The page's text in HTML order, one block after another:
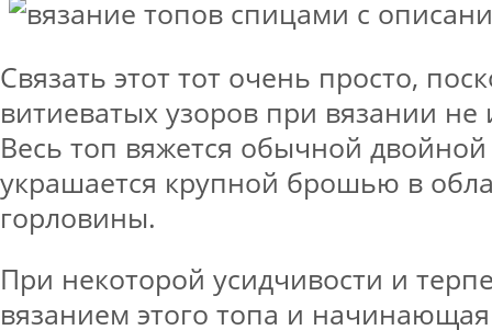
Связать этот тот очень просто,
витиеватых узоров при вязании не
Весь топ вяжется обычной
украшается крупной брошью в
горловины.
При некоторой усидчивости и
вязанием этого топа и